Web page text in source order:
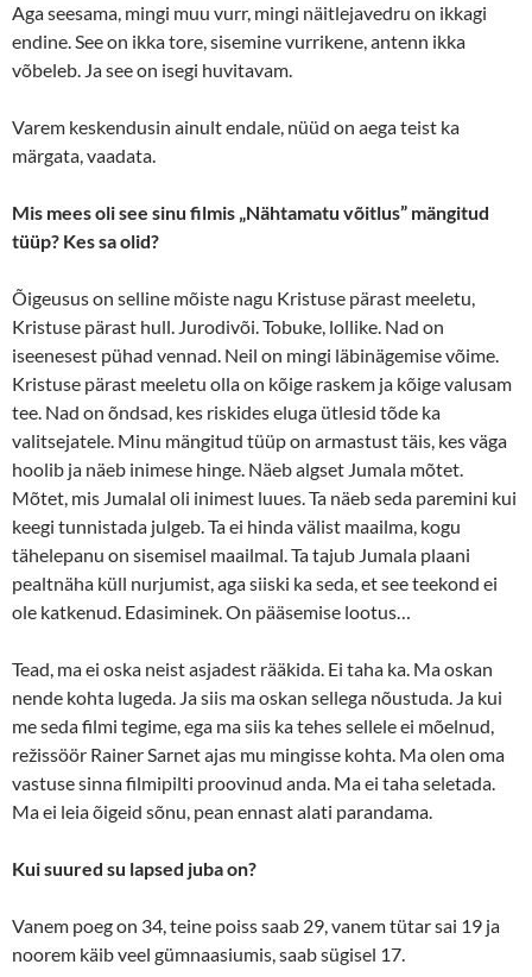
Aga seesama, mingi muu vurr, mingi näitlejavedru on ikkagi
endine. See on ikka tore, sisemine vurrikene, antenn ikka
võbeleb. Ja see on isegi huvitavam.
Varem keskendusin ainult endale, nüüd on aega teist ka
märgata, vaadata.
Mis mees oli see sinu filmis „Nähtamatu võitlus” mängitud
tüüp? Kes sa olid?
Õigeusus on selline mõiste nagu Kristuse pärast meeletu,
Kristuse pärast hull. Jurodivõi. Tobuke, lollike. Nad on
iseenesest pühad vennad. Neil on mingi läbinägemise võime.
Kristuse pärast meeletu olla on kõige raskem ja kõige valusam
tee. Nad on õndsad, kes riskides eluga ütlesid tõde ka
valitsejatele. Minu mängitud tüüp on armastust täis, kes väga
hoolib ja näeb inimese hinge. Näeb algset Jumala mõtet.
Mõtet, mis Jumalal oli inimest luues. Ta näeb seda paremini kui
keegi tunnistada julgeb. Ta ei hinda välist maailma, kogu
tähelepanu on sisemisel maailmal. Ta tajub Jumala plaani
pealtnäha küll nurjumist, aga siiski ka seda, et see teekond ei
ole katkenud. Edasiminek. On pääsemise lootus…
Tead, ma ei oska neist asjadest rääkida. Ei taha ka. Ma oskan
nende kohta lugeda. Ja siis ma oskan sellega nõustuda. Ja kui
me seda filmi tegime, ega ma siis ka tehes sellele ei mõelnud,
režissöör Rainer Sarnet ajas mu mingisse kohta. Ma olen oma
vastuse sinna filmipilti proovinud anda. Ma ei taha seletada.
Ma ei leia õigeid sõnu, pean ennast alati parandama.
Kui suured su lapsed juba on?
Vanem poeg on 34, teine poiss saab 29, vanem tütar sai 19 ja
noorem käib veel gümnaasiumis, saab sügisel 17.